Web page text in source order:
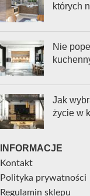
których
Nie
Jak
życie w
INFORMACJE
Kontakt
Polityka prywatności
Regulamin sklepu